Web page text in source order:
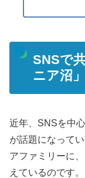
SNSで
ニア沼
近年、SNSを中
が話題になって
アファミリーに
えているのです